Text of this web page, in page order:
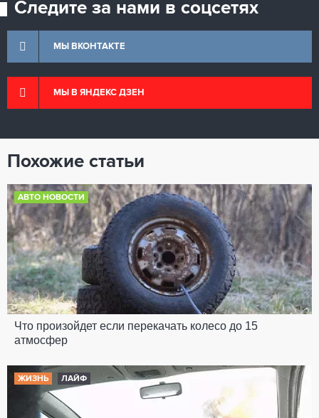
Следите за нами в соцсетях
МЫ ВКОНТАКТЕ
МЫ В ЯНДЕКС ДЗЕН
Похожие статьи
АВТО НОВОСТИ
Что произойдет если перекачать колесо до 15
атмосфер
ЖИЗНЬ ЛАЙФ